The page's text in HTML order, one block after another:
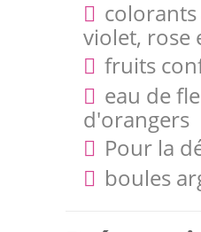
violet, rose
fruits
eau de
d'orangers
Pour la
boules